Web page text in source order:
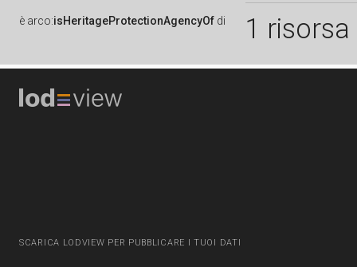
è arco:isHeritageProtectionAgencyOf di 1 risorsa
SCARICA LODVIEW PER PUBBLICARE I TUOI DATI